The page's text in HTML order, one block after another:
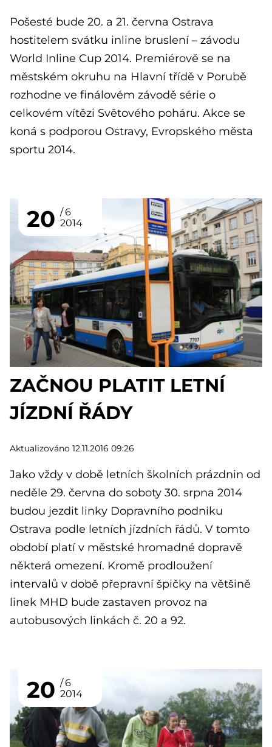
Pošesté bude 20. a 21. června Ostrava
hostitelem svátku inline bruslení – závodu
World Inline Cup 2014. Premiérově se na
městském okruhu na Hlavní třídě v Porubě
rozhodne ve finálovém závodě série o
celkovém vítězi Světového poháru. Akce se
koná s podporou Ostravy, Evropského města
sportu 2014.
20
6
2014
ZAČNOU PLATIT LETNÍ
JÍZDNÍ ŘÁDY
Aktualizováno 12.11.2016 09:26
Jako vždy v době letních školních prázdnin od
neděle 29. června do soboty 30. srpna 2014
budou jezdit linky Dopravního podniku
Ostrava podle letních jízdních řádů. V tomto
období platí v městské hromadné dopravě
některá omezení. Kromě prodloužení
intervalů v době přepravní špičky na většině
linek MHD bude zastaven provoz na
autobusových linkách č. 20 a 92.
20
6
2014